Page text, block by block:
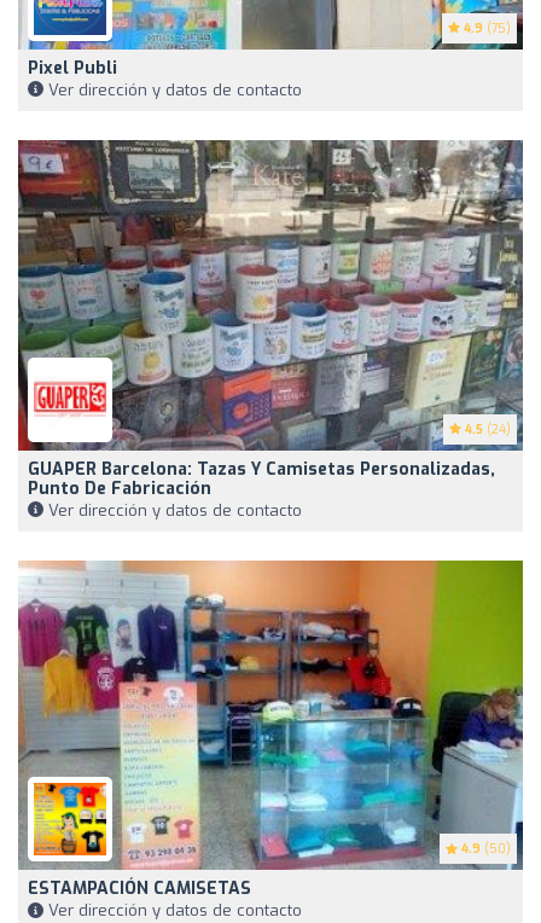
4.9 (75)
Pixel Publi
Ver dirección y datos de contacto
4.5 (24)
GUAPER Barcelona: Tazas Y Camisetas Personalizadas,
Punto De Fabricación
Ver dirección y datos de contacto
4.9 (50)
ESTAMPACIÓN CAMISETAS
Ver dirección y datos de contacto